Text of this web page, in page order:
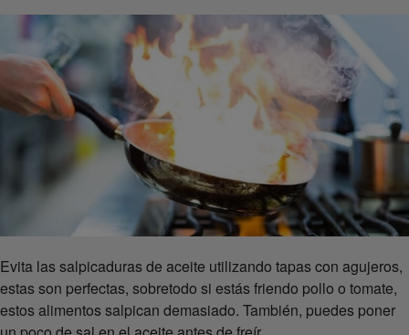
Evita las salpicaduras de aceite utilizando tapas con agujeros,
estas son perfectas, sobretodo si estás friendo pollo o tomate,
estos alimentos salpican demasiado. También, puedes poner